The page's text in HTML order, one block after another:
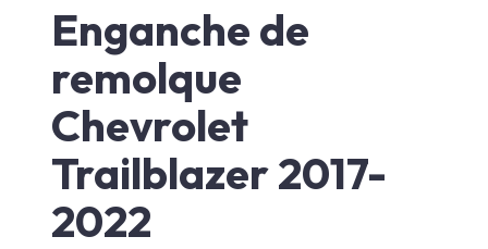
Enganche de
remolque
Chevrolet
Trailblazer 2017-
2022